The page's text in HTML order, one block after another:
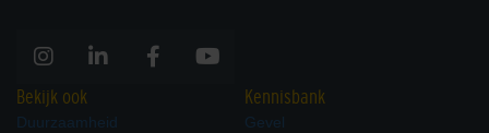
Bekijk ook
Duurzaamheid
Kennisbank
Gevel